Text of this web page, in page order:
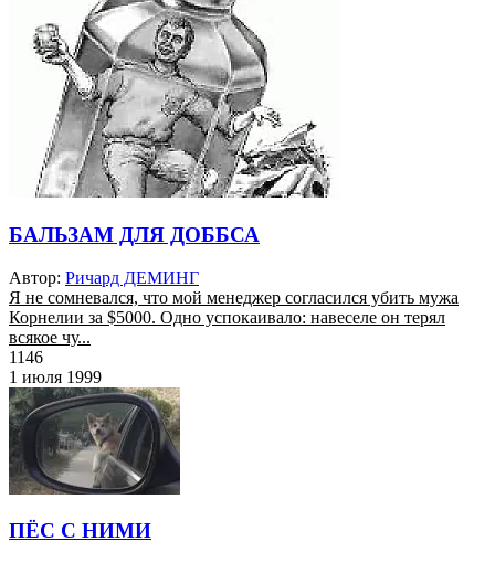
БАЛЬЗАМ ДЛЯ ДОББСА
Автор: Ричард ДЕМИНГ
Я не сомневался, что мой менеджер согласился убить мужа
Корнелии за $5000. Одно успокаивало: навеселе он терял
всякое чу...
1146
1 июля 1999
ПЁС С НИМИ